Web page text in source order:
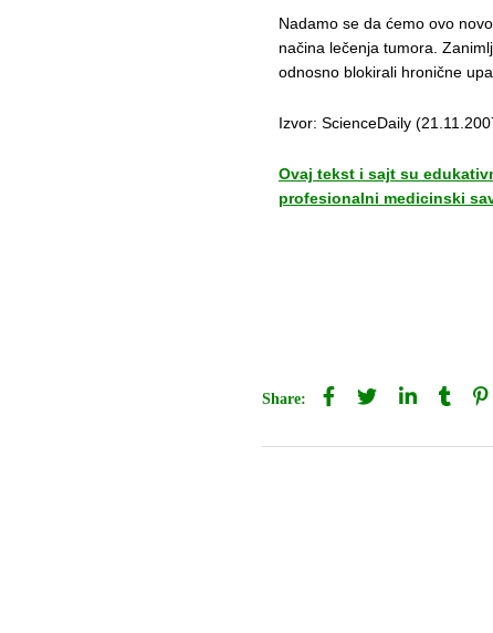
Nadamo se da ćemo ovo
načina lečenja tumora.
odnosno blokirali hronične
Izvor: ScienceDaily
Ovaj tekst i sajt su
profesionalni medicinski
Share: